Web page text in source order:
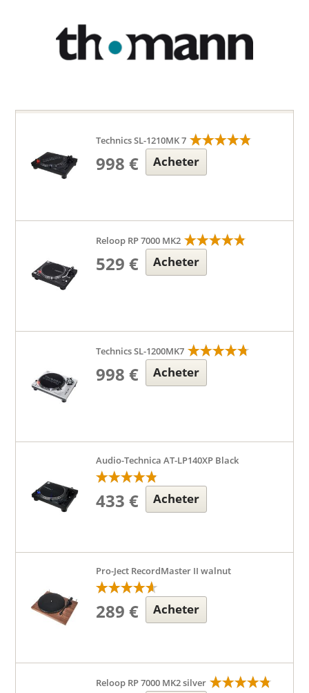
Technics SL-1210MK 7
998 € Acheter
Reloop RP 7000 MK2
529 € Acheter
Technics SL-1200MK7
998 € Acheter
Audio-Technica AT-LP140XP Black
433 € Acheter
Pro-Ject RecordMaster II walnut
289 € Acheter
Reloop RP 7000 MK2 silver